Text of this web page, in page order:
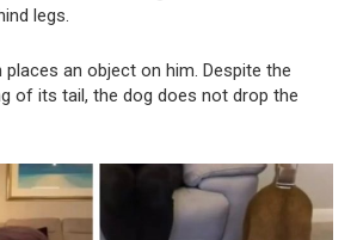
legs.
places an object on him. Despite the
of its tail, the dog does not drop the